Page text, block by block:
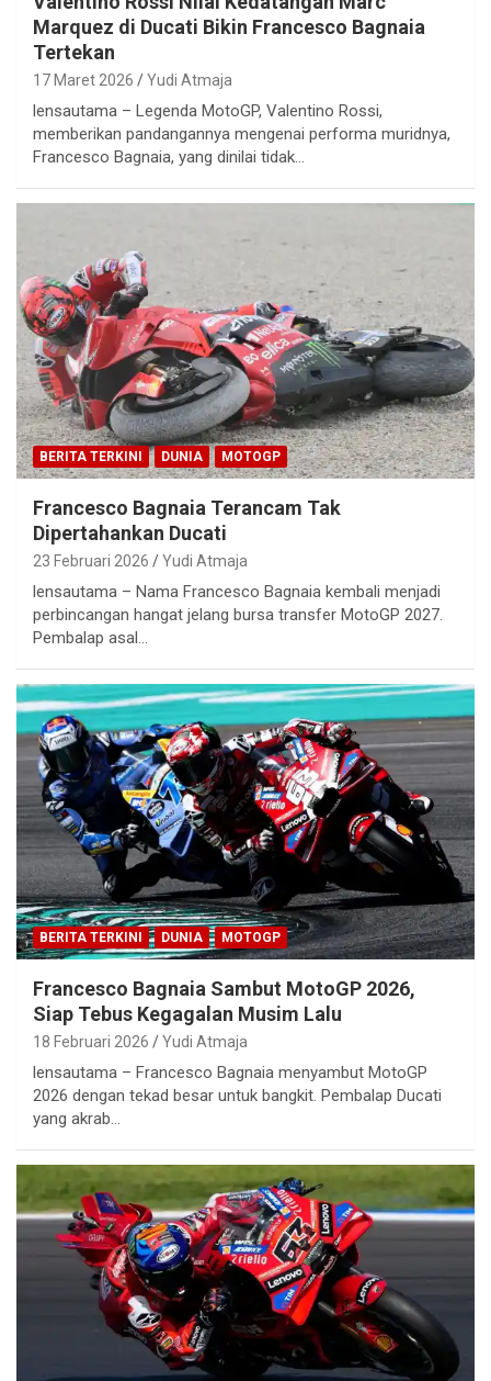
Marquez di Ducati Bikin Francesco Bagnaia
Tertekan
17 Maret 2026 Yudi Atmaja
lensautama – Legenda MotoGP, Valentino Rossi,
memberikan pandangannya mengenai performa muridnya,
Francesco Bagnaia, yang dinilai tidak…
BERITA TERKINI DUNIA MOTOGP
Francesco Bagnaia Terancam Tak
Dipertahankan Ducati
23 Februari 2026 Yudi Atmaja
lensautama – Nama Francesco Bagnaia kembali menjadi
perbincangan hangat jelang bursa transfer MotoGP 2027.
Pembalap asal…
BERITA TERKINI DUNIA MOTOGP
Francesco Bagnaia Sambut MotoGP 2026,
Siap Tebus Kegagalan Musim Lalu
18 Februari 2026 Yudi Atmaja
lensautama – Francesco Bagnaia menyambut MotoGP
2026 dengan tekad besar untuk bangkit. Pembalap Ducati
yang akrab…